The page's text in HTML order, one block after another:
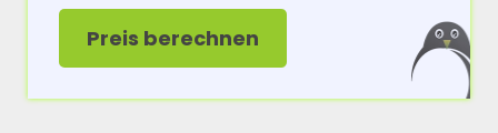
Preis berechnen